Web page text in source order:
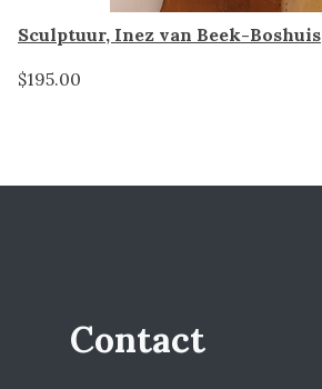
Sculptuur, Inez van Beek-Boshuis
$195.00
Contact